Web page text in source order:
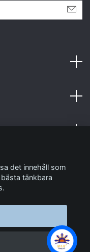
det innehåll som
tänkbara